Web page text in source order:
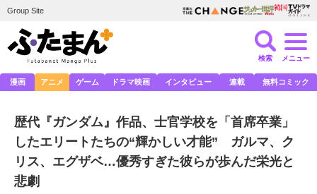
Group Site
検索 メニュー
漫画 アニメ ゲーム ドラマ映画 インタビュー 連載 無料コミック
歴代『ガンダム』作品、士官学校を「首席卒業」
したエリートたちの“輝かしい才能” ガルマ、ク
リス、エグザベ…優秀すぎた彼らが歩んだ栄光と
悲劇